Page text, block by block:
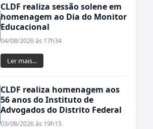
CLDF realiza sessão solene em
homenagem ao Dia do Monitor
Educacional
04/08/2026 às 17h34
Ler mais...
CLDF realiza homenagem aos
56 anos do Instituto de
Advogados do Distrito Federal
03/08/2026 às 19h15